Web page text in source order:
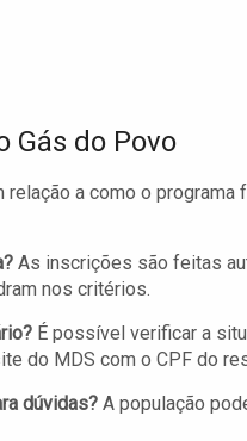
Gás do Povo
relação a como o
As inscrições são feitas
nos critérios.
É possível verificar a
do MDS com o CPF do
dúvidas? A população